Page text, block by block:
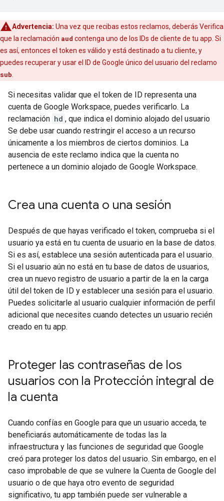
Advertencia: Una vez que recibas estos reclamos, deberás Verifica
que la reclamación aud contenga uno de los IDs de cliente de tu app. Si
es así, entonces el token es válido y está destinado a tu cliente, y
puedes recuperar y usar el ID de Google único del usuario del reclamo
sub
Si necesitas validar que el token de ID representa una
cuenta de Google Workspace, puedes verificarlo. La
reclamación hd , que indica el dominio alojado del usuario
Se debe usar cuando restringir el acceso a un recurso
únicamente a los miembros de ciertos dominios. La
ausencia de este reclamo indica que la cuenta no
pertenece a un dominio alojado de Google Workspace.
Crea una cuenta o una sesión
Después de que hayas verificado el token, comprueba si el
usuario ya está en tu cuenta de usuario en la base de datos.
Si es así, establece una sesión autenticada para el usuario.
Si el usuario aún no está en tu base de datos de usuarios,
crea un nuevo registro de usuario a partir de la en la carga
útil del token de ID y establecer una sesión para el usuario.
Puedes solicitarle al usuario cualquier información de perfil
adicional que necesites cuando detectes un usuario recién
creado en tu app.
Proteger las contraseñas de los
usuarios con la Protección integral de
la cuenta
Cuando confías en Google para que un usuario acceda, te
beneficiarás automáticamente de todas las la
infraestructura y las funciones de seguridad que Google
creó para proteger los datos del usuario. Sin embargo, en el
caso improbable de que se vulnere la Cuenta de Google del
usuario o de que haya otro evento de seguridad
significativo, tu app también puede ser vulnerable a